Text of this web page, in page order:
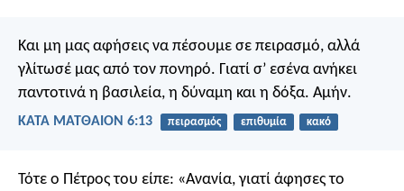
Και μη μας αφήσεις να πέσουμε σε πειρασμό, αλλά
γλίτωσέ μας από τον πονηρό. Γιατί σ’ εσένα ανήκει
παντοτινά η βασιλεία, η δύναμη και η δόξα. Αμήν.
ΚΑΤΑ ΜΑΤΘΑΙΟΝ 6:13 πειρασμός επιθυμία κακό
Τότε ο Πέτρος του είπε: «Ανανία, γιατί άφησες το